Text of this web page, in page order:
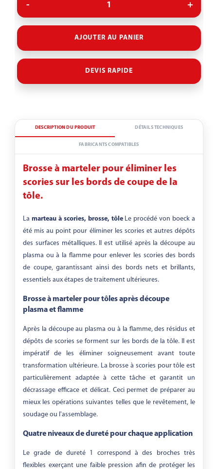
2 3
AJOUTER AU PANIER
DEVIS RAPIDE
DESCRIPTION DU PRODUIT DÉTAILS TECHNIQUES
FABRICANTS COMPATIBLES
Brosse à marteler pour éliminer les
scories sur les bords de coupe de la
tôle.
La marteau à scories, brosse, tôleLe procédé von boeck a
été mis au point pour éliminer les scories et autres dépôts
des surfaces métalliques. Il est utilisé après la découpe au
plasma ou à la flamme pour enlever les scories des bords
de coupe, garantissant ainsi des bords nets et brillants,
essentiels aux étapes de traitement ultérieures.
Brosse à marteler pour tôles après découpe
plasma et flamme
Après la découpe au plasma ou à la flamme, des résidus et
dépôts de scories se forment sur les bords de la tôle. Il est
impératif de les éliminer soigneusement avant toute
transformation ultérieure. La brosse à scories pour tôle est
particulièrement adaptée à cette tâche et garantit un
décrassage efficace et délicat. Ceci permet de préparer au
mieux les opérations suivantes telles que le revêtement, le
soudage ou l'assemblage.
Quatre niveaux de dureté pour chaque application
Le grade de dureté 1 correspond à des broches très
flexibles exerçant une faible pression afin de protéger les